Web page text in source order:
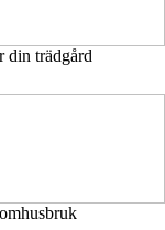
din trädgård